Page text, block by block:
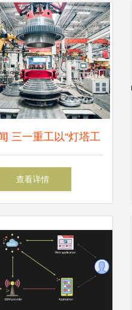
三一重工以“灯塔工
领，探索制造业数字
查看详情